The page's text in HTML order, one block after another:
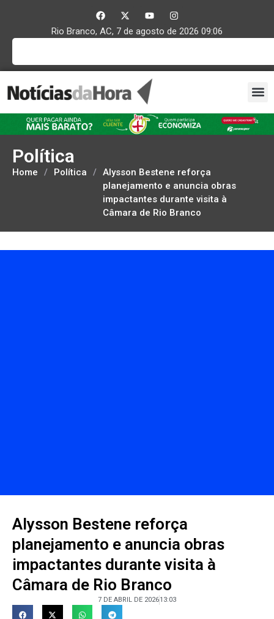
Rio Branco, AC, 7 de agosto de 2026 09:06
Política
Home / Política / Alysson Bestene reforça
planejamento e anuncia obras
impactantes durante visita à
Câmara de Rio Branco
Alysson Bestene reforça
planejamento e anuncia obras
impactantes durante visita à
Câmara de Rio Branco
7 DE ABRIL DE 202613:03